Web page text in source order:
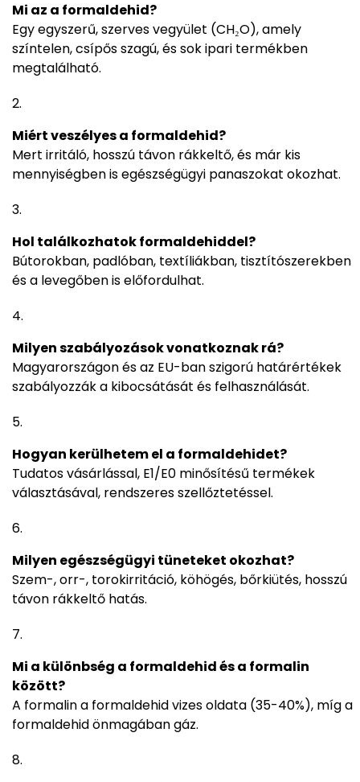
Mi az a formaldehid?
Egy egyszerű, szerves vegyület (CH₂O), amely
színtelen, csípős szagú, és sok ipari termékben
megtalálható.
Miért veszélyes a formaldehid?
Mert irritáló, hosszú távon rákkeltő, és már kis
mennyiségben is egészségügyi panaszokat okozhat.
Hol találkozhatok formaldehiddel?
Bútorokban, padlóban, textíliákban, tisztítószerekben
és a levegőben is előfordulhat.
Milyen szabályozások vonatkoznak rá?
Magyarországon és az EU-ban szigorú határértékek
szabályozzák a kibocsátását és felhasználását.
Hogyan kerülhetem el a formaldehidet?
Tudatos vásárlással, E1/E0 minősítésű termékek
választásával, rendszeres szellőztetéssel.
Milyen egészségügyi tüneteket okozhat?
Szem-, orr-, torokirritáció, köhögés, bőrkiütés, hosszú
távon rákkeltő hatás.
Mi a különbség a formaldehid és a formalin
között?
A formalin a formaldehid vizes oldata (35-40%), míg a
formaldehid önmagában gáz.